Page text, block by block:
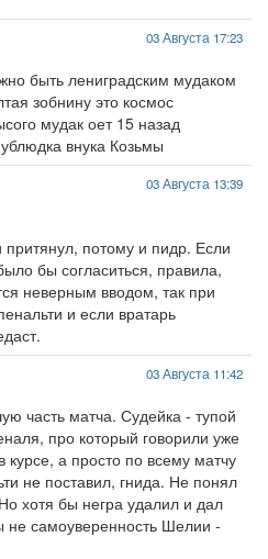
03 Августа 17:23
быть лениградским мудаком
зобнину это космос
мудак оет 15 назад
внука Козьмы
03 Августа 13:39
потому и пидр. Если
бы согласиться, правила,
неверным вводом, так при
и если вратарь
03 Августа 11:42
часть матча. Судейка - тупой
про который говорили уже
курсе, а просто по всему матчу
не поставил, гнида. Не понял
хотя бы негра удалил и дал
самоуверенность Шелии -